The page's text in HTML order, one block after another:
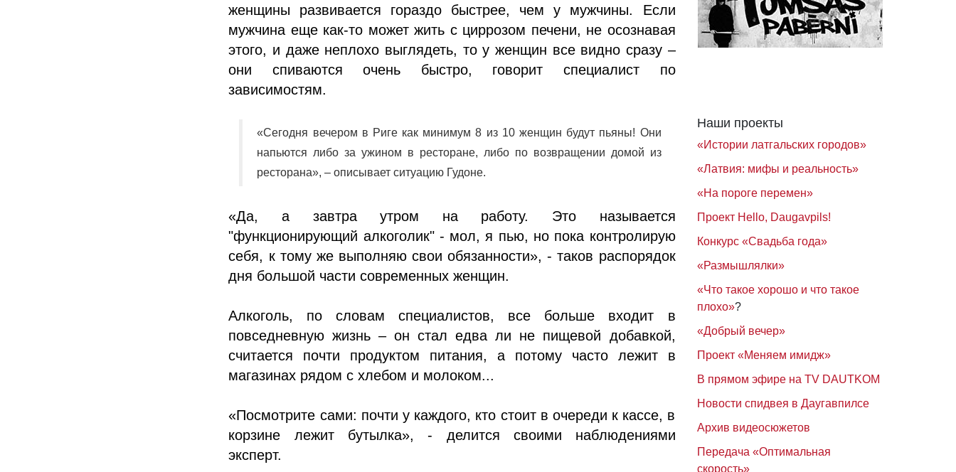
женщины развивается гораздо быстрее, чем у мужчины. Если
мужчина еще как-то может жить с циррозом печени, не осознавая
этого, и даже неплохо выглядеть, то у женщин все видно сразу –
они спиваются очень быстро, говорит специалист по
зависимостям.
«Сегодня вечером в Риге как минимум 8 из 10 женщин будут пьяны! Они
напьются либо за ужином в ресторане, либо по возвращении домой из
ресторана», – описывает ситуацию Гудоне.
«Да, а завтра утром на работу. Это называется
"функционирующий алкоголик" - мол, я пью, но пока контролирую
себя, к тому же выполняю свои обязанности», - таков распорядок
дня большой части современных женщин.
Алкоголь, по словам специалистов, все больше входит в
повседневную жизнь – он стал едва ли не пищевой добавкой,
считается почти продуктом питания, а потому часто лежит в
магазинах рядом с хлебом и молоком...
«Посмотрите сами: почти у каждого, кто стоит в очереди к кассе, в
корзине лежит бутылка», - делится своими наблюдениями
эксперт.
Наши проекты
«Истории латгальских городов»
«Латвия: мифы и реальность»
«На пороге перемен»
Проект Hello, Daugavpils!
Конкурс «Свадьба года»
«Размышлялки»
«Что такое хорошо и что такое
плохо»?
«Добрый вечер»
Проект «Меняем имидж»
В прямом эфире на TV DAUTKOM
Новости спидвея в Даугавпилсе
Архив видеосюжетов
Передача «Оптимальная
скорость»